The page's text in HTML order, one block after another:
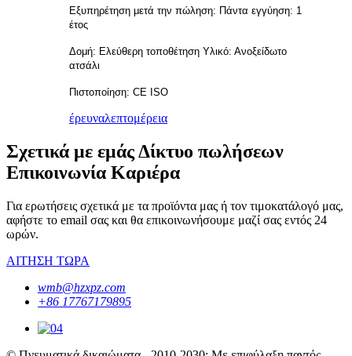
Εξυπηρέτηση μετά την πώληση: Πάντα εγγύηση: 1
έτος
Δομή: Ελεύθερη τοποθέτηση Υλικό: Ανοξείδωτο
ατσάλι
Πιστοποίηση: CE ISO
έρευναλεπτομέρεια
Σχετικά με εμάς Δίκτυο πωλήσεων
Επικοινωνία Καριέρα
Για ερωτήσεις σχετικά με τα προϊόντα μας ή τον τιμοκατάλογό μας,
αφήστε το email σας και θα επικοινωνήσουμε μαζί σας εντός 24
ωρών.
ΑΙΤΗΣΗ ΤΩΡΑ
wmb@hzxpz.com
+86 17767179895